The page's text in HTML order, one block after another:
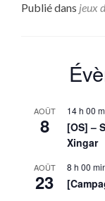
Publié dans jeux
AOÛT
8
14 h 00
[OS] –
Xingar
AOÛT
23
8 h 00